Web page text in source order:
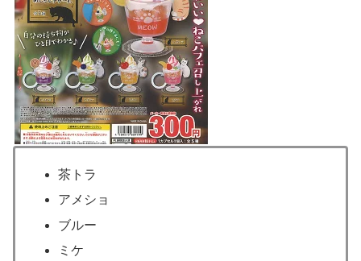
茶トラ
アメショ
ブルー
ミケ